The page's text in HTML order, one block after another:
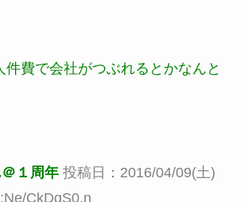
件費で会社がつぶれるとかなんと
１周年 投稿日：2016/04/09(土)
CkDgS0.n